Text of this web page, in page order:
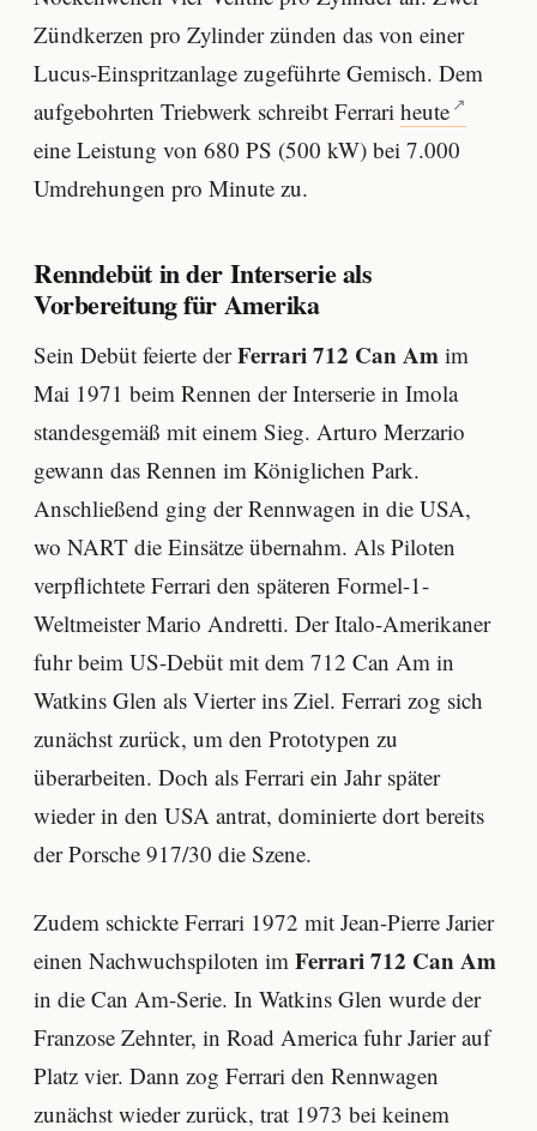
Zündkerzen pro Zylinder zünden das von einer
Lucus-Einspritzanlage zugeführte Gemisch. Dem
aufgebohrten Triebwerk schreibt Ferrari heute
eine Leistung von 680 PS (500 kW) bei 7.000
Umdrehungen pro Minute zu.
Renndebüt in der Interserie als
Vorbereitung für Amerika
Sein Debüt feierte derFerrari 712 Can Am im
Mai 1971 beim Rennen der Interserie in Imola
standesgemäß mit einem Sieg. Arturo Merzario
gewann das Rennen im Königlichen Park.
Anschließend ging der Rennwagen in die USA,
wo NART die Einsätze übernahm. Als Piloten
verpflichtete Ferrari den späteren Formel-1-
Weltmeister Mario Andretti. Der Italo-Amerikaner
fuhr beim US-Debüt mit dem 712 Can Am in
Watkins Glen als Vierter ins Ziel. Ferrari zog sich
zunächst zurück, um den Prototypen zu
überarbeiten. Doch als Ferrari ein Jahr später
wieder in den USA antrat, dominierte dort bereits
der Porsche 917/30 die Szene.
Zudem schickte Ferrari 1972 mit Jean-Pierre Jarier
einen Nachwuchspiloten im Ferrari 712 Can Am
in die Can Am-Serie. In Watkins Glen wurde der
Franzose Zehnter, in Road America fuhr Jarier auf
Platz vier. Dann zog Ferrari den Rennwagen
zunächst wieder zurück, trat 1973 bei keinem